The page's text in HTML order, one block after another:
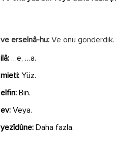
ve erselnâ-hu: Ve onu gönderdik.
ilâ: …e, …a.
mieti:Yüz.
elfin: Bin.
ev:Veya.
yezîdûne: Daha fazla.